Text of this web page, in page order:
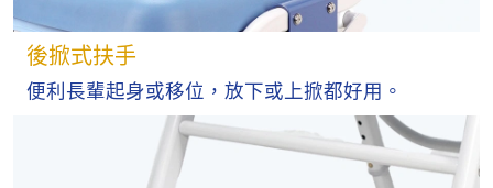
後掀式扶手
便利長輩起身或移位，放下或上掀都好用。